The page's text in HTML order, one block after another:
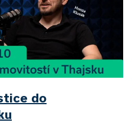
do